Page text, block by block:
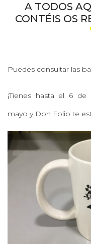
A TODOS
CONTÉIS OS
Puedes consultar las
¡Tienes hasta el 6
mayo y Don Folio te